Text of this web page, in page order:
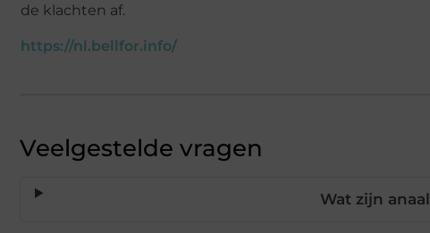
de klachten af.
https://nl.bellfor.info/
Veelgestelde vragen
Wat zijn